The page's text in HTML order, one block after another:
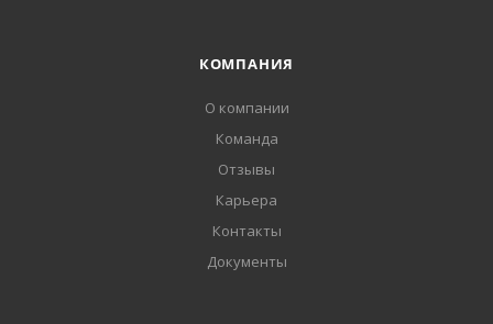
КОМПАНИЯ
О компании
Команда
Отзывы
Карьера
Контакты
Документы